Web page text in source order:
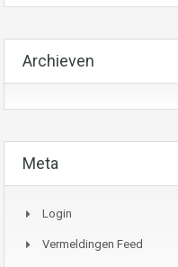
Archieven
Meta
Login
Vermeldingen Feed